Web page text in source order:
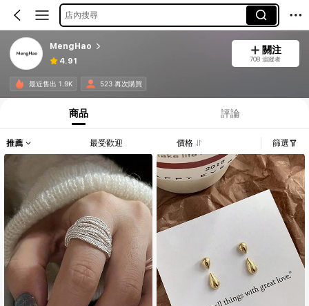
店內搜尋
MengHao
4.91
關注
708 追蹤者
最近售出 1.9K 523 再次購買
商品 評論
推薦 最受歡迎 價格 篩選